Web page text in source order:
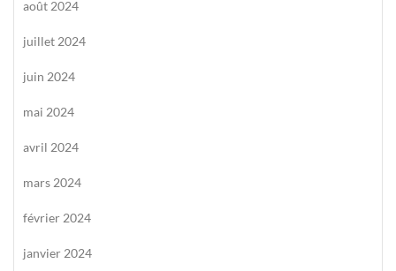
août 2024
juillet 2024
juin 2024
mai 2024
avril 2024
mars 2024
février 2024
janvier 2024